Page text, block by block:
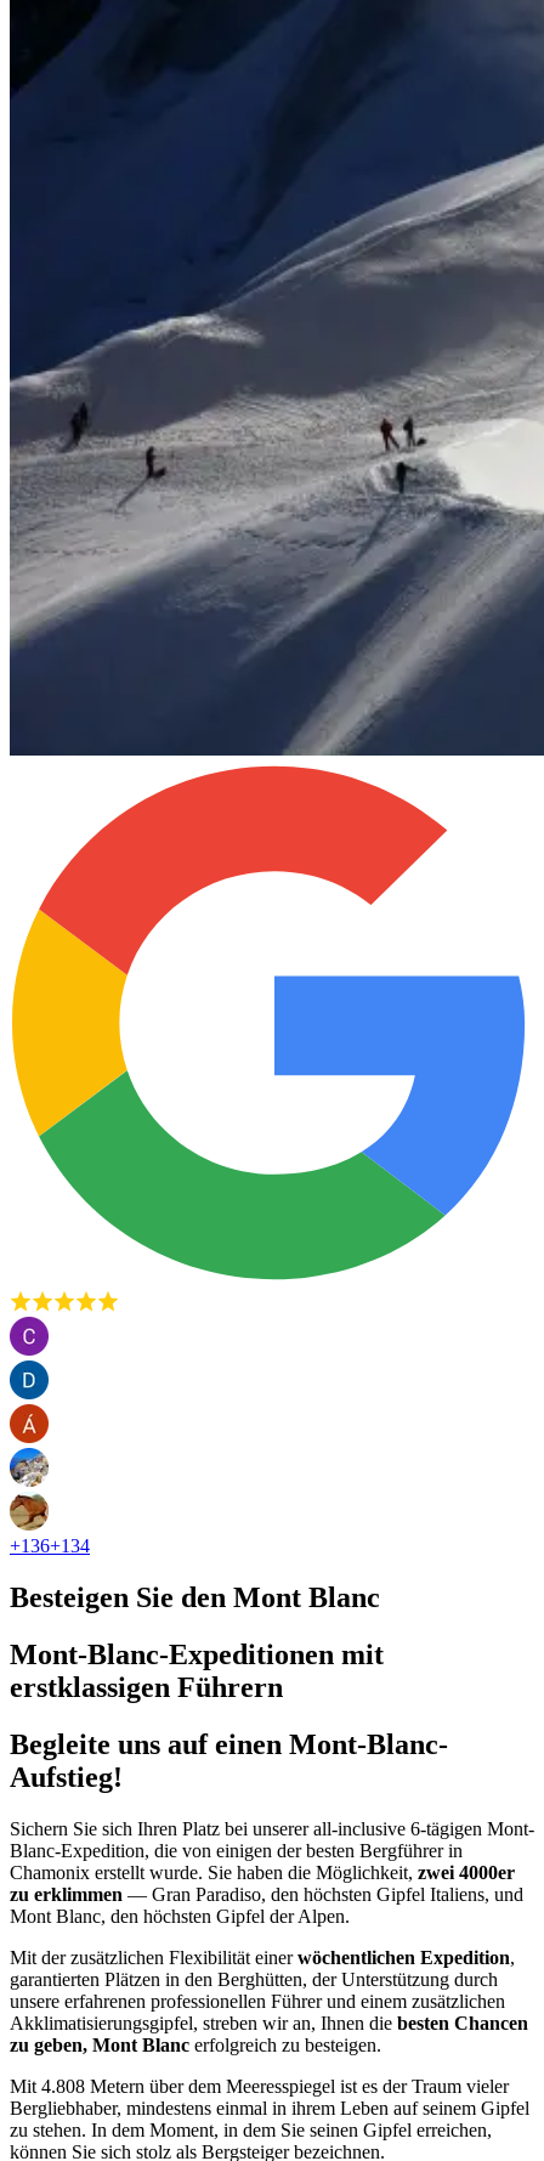
+136+134
Besteigen Sie den Mont Blanc
Mont-Blanc-Expeditionen mit
erstklassigen Führern
Begleite uns auf einen Mont-Blanc-
Aufstieg!
Sichern Sie sich Ihren Platz bei unserer all-inclusive 6-tägigen Mont-
Blanc-Expedition, die von einigen der besten Bergführer in
Chamonix erstellt wurde. Sie haben die Möglichkeit, zwei 4000er
zu erklimmen — Gran Paradiso, den höchsten Gipfel Italiens, und
Mont Blanc, den höchsten Gipfel der Alpen.
Mit der zusätzlichen Flexibilität einerwöchentlichen Expedition,
garantierten Plätzen in den Berghütten, der Unterstützung durch
unsere erfahrenen professionellen Führer und einem zusätzlichen
Akklimatisierungsgipfel, streben wir an, Ihnen die besten Chancen
zu geben, Mont Blanc erfolgreich zu besteigen.
Mit 4.808 Metern über dem Meeresspiegel ist es der Traum vieler
Bergliebhaber, mindestens einmal in ihrem Leben auf seinem Gipfel
zu stehen. In dem Moment, in dem Sie seinen Gipfel erreichen,
können Sie sich stolz als Bergsteiger bezeichnen.